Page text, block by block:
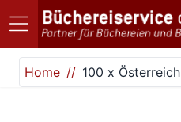
Direkt zum Inhalt
Home
100 x Österreich